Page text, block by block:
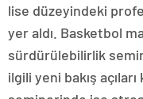
lise düzeyindeki
yer aldı. Basketbol
sürdürülebilirlik
ilgili yeni bakış